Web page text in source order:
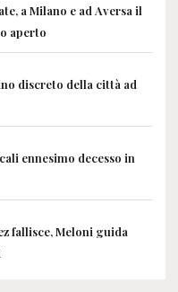
a Milano e ad Aversa il
aperto
discreto della città ad
ennesimo decesso in
fallisce, Meloni guida